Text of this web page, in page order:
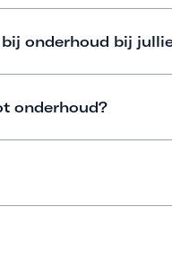
onderhoud bij
onderhoud?